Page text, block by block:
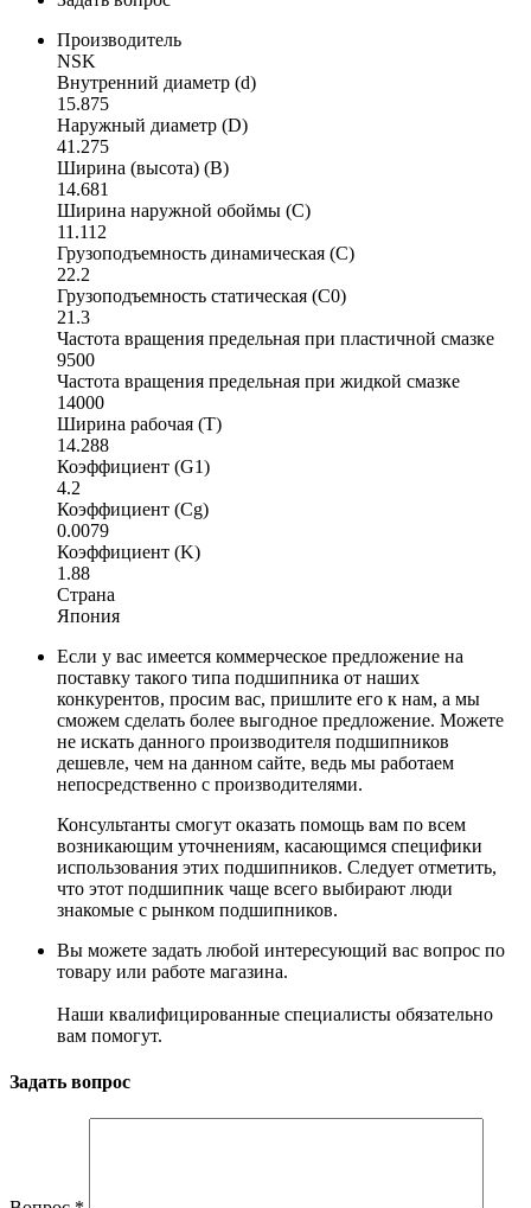
Производитель
NSK
Внутренний диаметр (d)
15.875
Наружный диаметр (D)
41.275
Ширина (высота) (B)
14.681
Ширина наружной обоймы (C)
11.112
Грузоподъемность динамическая (C)
22.2
Грузоподъемность статическая (C0)
21.3
Частота вращения предельная при пластичной смазке
9500
Частота вращения предельная при жидкой смазке
14000
Ширина рабочая (T)
14.288
Коэффициент (G1)
4.2
Коэффициент (Cg)
0.0079
Коэффициент (K)
1.88
Страна
Япония
Если у вас имеется коммерческое предложение на
поставку такого типа подшипника от наших
конкурентов, просим вас, пришлите его к нам, а мы
сможем сделать более выгодное предложение. Можете
не искать данного производителя подшипников
дешевле, чем на данном сайте, ведь мы работаем
непосредственно с производителями.
Консультанты смогут оказать помощь вам по всем
возникающим уточнениям, касающимся специфики
использования этих подшипников. Следует отметить,
что этот подшипник чаще всего выбирают люди
знакомые с рынком подшипников.
Вы можете задать любой интересующий вас вопрос по
товару или работе магазина.
Наши квалифицированные специалисты обязательно
вам помогут.
Задать вопрос